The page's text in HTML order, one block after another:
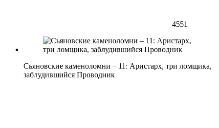
4551
Сьяновские каменоломни – 11: Аристарх, три ломщика,
заблудившийся Проводник